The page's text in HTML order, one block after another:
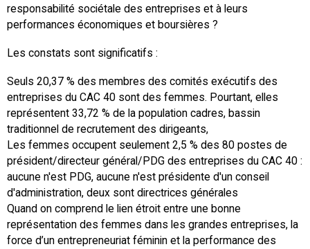
responsabilité sociétale des entreprises et à leurs
performances économiques et boursières ?
Les constats sont significatifs :
Seuls 20,37 % des membres des comités exécutifs des
entreprises du CAC 40 sont des femmes. Pourtant, elles
représentent 33,72 % de la population cadres, bassin
traditionnel de recrutement des dirigeants,
Les femmes occupent seulement 2,5 % des 80 postes de
président/directeur général/PDG des entreprises du CAC 40 :
aucune n'est PDG, aucune n'est présidente d'un conseil
d'administration, deux sont directrices générales
Quand on comprend le lien étroit entre une bonne
représentation des femmes dans les grandes entreprises, la
force d’un entrepreneuriat féminin et la performance des